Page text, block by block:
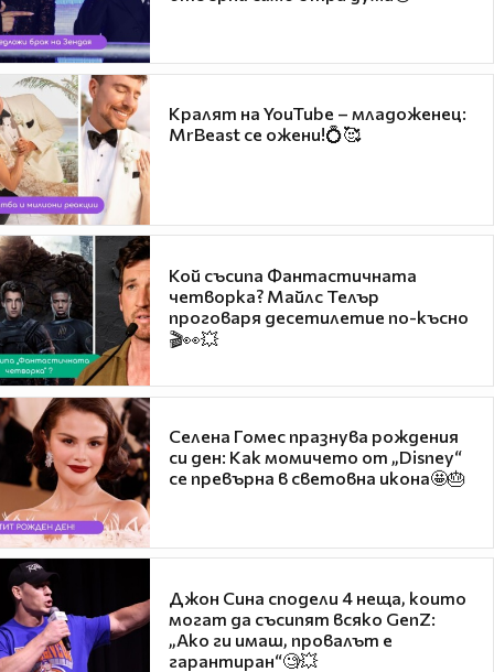
Кралят на YouTube – младоженец:
MrBeast се ожени!💍🥰
Кой съсипа Фантастичната
четворка? Майлс Телър
проговаря десетилетие по-късно
🎬👀💥
Селена Гомес празнува рождения
си ден: Как момичето от „Disney“
се превърна в световна икона🤩🎂
Джон Сина сподели 4 неща, които
могат да съсипят всяко GenZ:
„Ако ги имаш, провалът е
гарантиран“🧐💥